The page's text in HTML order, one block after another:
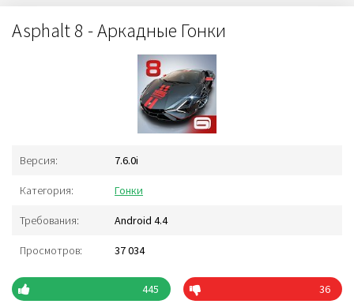
Asphalt 8 - Аркадные Гонки
Версия: 7.6.0i
Категория: Гонки
Требования: Android 4.4
Просмотров: 37 034
445 36